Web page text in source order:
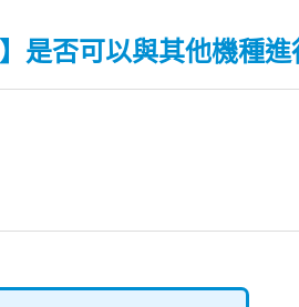
是否可以與其他機種進